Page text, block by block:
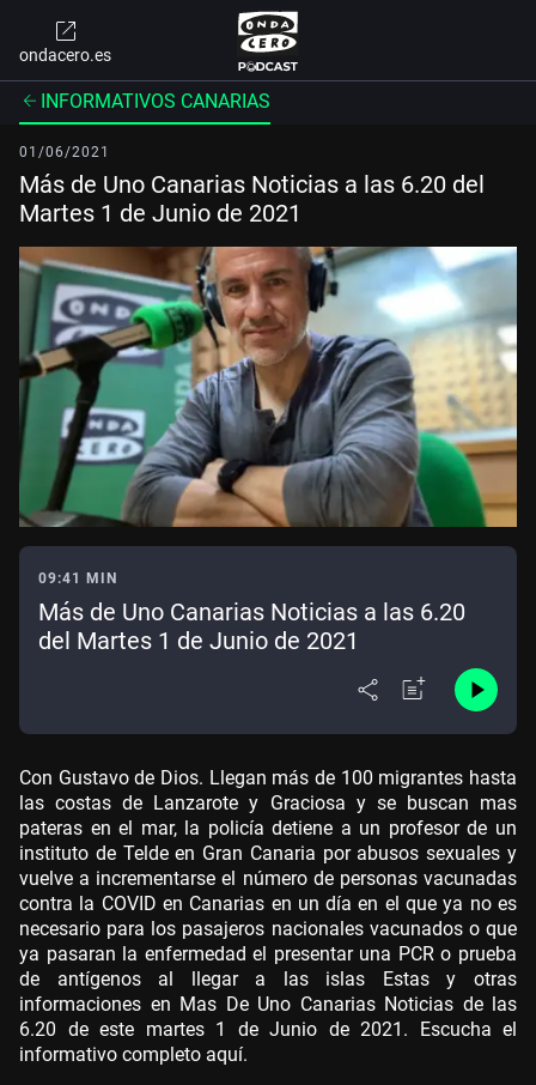
ondacero.es
INFORMATIVOS CANARIAS
01/06/2021
Más de Uno Canarias Noticias a las 6.20 del
Martes 1 de Junio de 2021
09:41 MIN
Más de Uno Canarias Noticias a las 6.20
del Martes 1 de Junio de 2021
Con Gustavo de Dios. Llegan más de 100 migrantes hasta
las costas de Lanzarote y Graciosa y se buscan mas
pateras en el mar, la policía detiene a un profesor de un
instituto de Telde en Gran Canaria por abusos sexuales y
vuelve a incrementarse el número de personas vacunadas
contra la COVID en Canarias en un día en el que ya no es
necesario para los pasajeros nacionales vacunados o que
ya pasaran la enfermedad el presentar una PCR o prueba
de antígenos al llegar a las islas Estas y otras
informaciones en Mas De Uno Canarias Noticias de las
6.20 de este martes 1 de Junio de 2021. Escucha el
informativo completo aquí.